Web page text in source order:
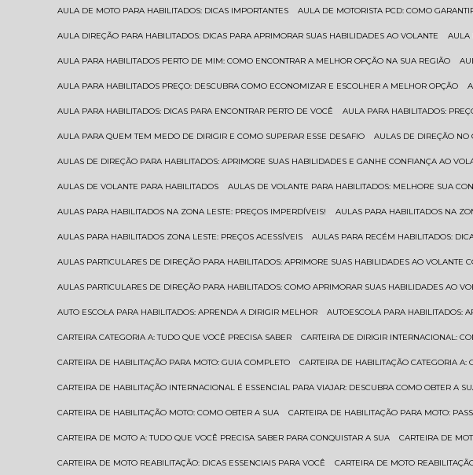
AULA DE MOTO PARA HABILITADOS: DICAS IMPORTANTES AULA DE MOTORISTA PCD: COMO
AULA DIREÇÃO PARA HABILITADOS: DICAS PARA APRIMORAR SUAS HABILIDADES AO VOLANTE
AULA PARA HABILITADOS PERTO DE MIM: COMO ENCONTRAR A MELHOR OPÇÃO NA SUA REGIÃO
AULA PARA HABILITADOS PREÇO: DESCUBRA COMO ECONOMIZAR E ESCOLHER A MELHOR OPÇÃO
AULA PARA HABILITADOS: DICAS PARA ENCONTRAR PERTO DE VOCÊ AULA PARA HABILITADOS:
AULA PARA QUEM TEM MEDO DE DIRIGIR E COMO SUPERAR ESSE DESAFIO AULAS DE DIREÇÃO
AULAS DE DIREÇÃO PARA HABILITADOS: APRIMORE SUAS HABILIDADES E GANHE CONFIANÇA AO
AULAS DE VOLANTE PARA HABILITADOS AULAS DE VOLANTE PARA HABILITADOS: MELHORE SUA
AULAS PARA HABILITADOS NA ZONA LESTE: PREÇOS IMPERDÍVEIS! AULAS PARA HABILITADOS NA
AULAS PARA HABILITADOS ZONA LESTE: PREÇOS ACESSÍVEIS AULAS PARA RECÉM HABILITADOS:
AULAS PARTICULARES DE DIREÇÃO PARA HABILITADOS: APRIMORE SUAS HABILIDADES AO VOLANTE
AULAS PARTICULARES DE DIREÇÃO PARA HABILITADOS: COMO APRIMORAR SUAS HABILIDADES AO
AUTO ESCOLA PARA HABILITADOS: APRENDA A DIRIGIR MELHOR AUTOESCOLA PARA HABILITADOS:
CARTEIRA CATEGORIA A: TUDO QUE VOCÊ PRECISA SABER CARTEIRA DE DIRIGIR INTERNACIONAL:
CARTEIRA DE HABILITAÇÃO PARA MOTO: GUIA COMPLETO CARTEIRA DE HABILITAÇÃO CATEGORIA
CARTEIRA DE HABILITAÇÃO INTERNACIONAL É ESSENCIAL PARA VIAJAR: DESCUBRA COMO OBTER A
CARTEIRA DE HABILITAÇÃO MOTO: COMO OBTER A SUA CARTEIRA DE HABILITAÇÃO PARA MOTO:
CARTEIRA DE MOTO A: TUDO QUE VOCÊ PRECISA SABER PARA CONQUISTAR A SUA CARTEIRA DE
CARTEIRA DE MOTO REABILITAÇÃO: DICAS ESSENCIAIS PARA VOCÊ CARTEIRA DE MOTO